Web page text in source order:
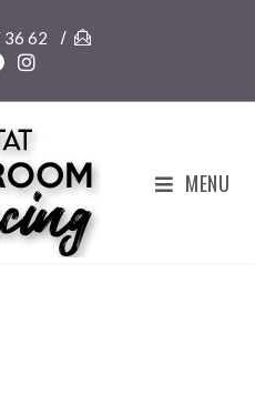
36 62 /
MENU